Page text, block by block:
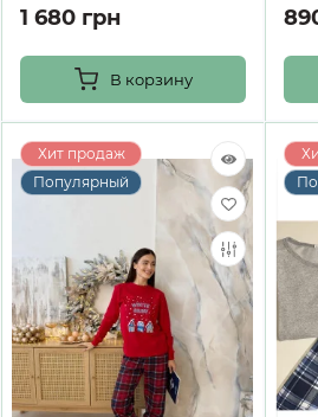
1 680 грн
В корзину
Хит продаж
Популярный